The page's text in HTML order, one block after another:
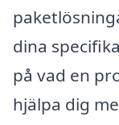
dina
på vad en
hjälpa dig